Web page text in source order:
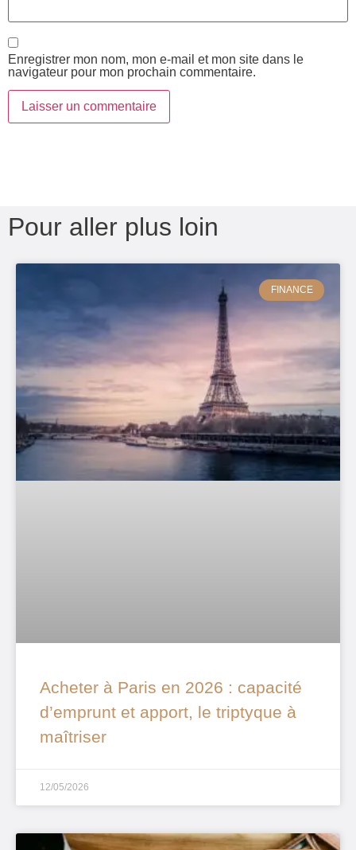
Enregistrer mon nom, mon e-mail et mon site dans le
navigateur pour mon prochain commentaire.
Pour aller plus loin
FINANCE
Acheter à Paris en 2026 : capacité
d’emprunt et apport, le triptyque à
maîtriser
12/05/2026